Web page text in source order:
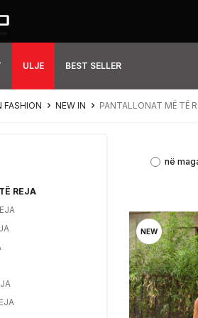
ULJE BEST SELLER
FASHION NEW IN PANTALLONAT MË TË
REJA
në
NEW